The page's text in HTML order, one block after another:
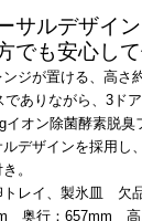
サルデザイ
でも安心して
ジが置ける、高さ
でありながら、3ド
イオン除菌酵素脱臭
デザインを採用し
。
トレイ、製氷皿 欠
奥行：657mm 高